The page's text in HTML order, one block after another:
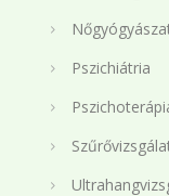
Pszichiátria